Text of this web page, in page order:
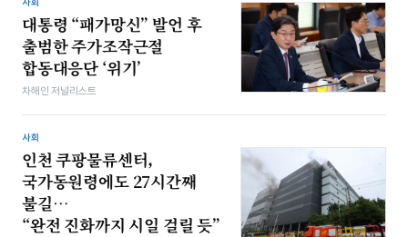
대통령 “패가망신” 발언 후
출범한 주가조작근절
합동대응단 ‘위기’
차해인 저널리스트
사회
인천 쿠팡물류센터,
국가동원령에도 27시간째
불길…
“완전 진화까지 시일 걸릴 듯”